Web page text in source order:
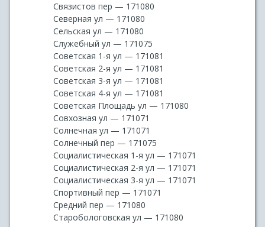
Связистов пер — 171080
Северная ул — 171080
Сельская ул — 171080
Служебный ул — 171075
Советская 1-я ул — 171081
Советская 2-я ул — 171081
Советская 3-я ул — 171081
Советская 4-я ул — 171081
Советская Площадь ул — 171080
Совхозная ул — 171071
Солнечная ул — 171071
Солнечный пер — 171075
Социалистическая 1-я ул — 171071
Социалистическая 2-я ул — 171071
Социалистическая 3-я ул — 171071
Спортивный пер — 171071
Средний пер — 171080
Старобологовская ул — 171080